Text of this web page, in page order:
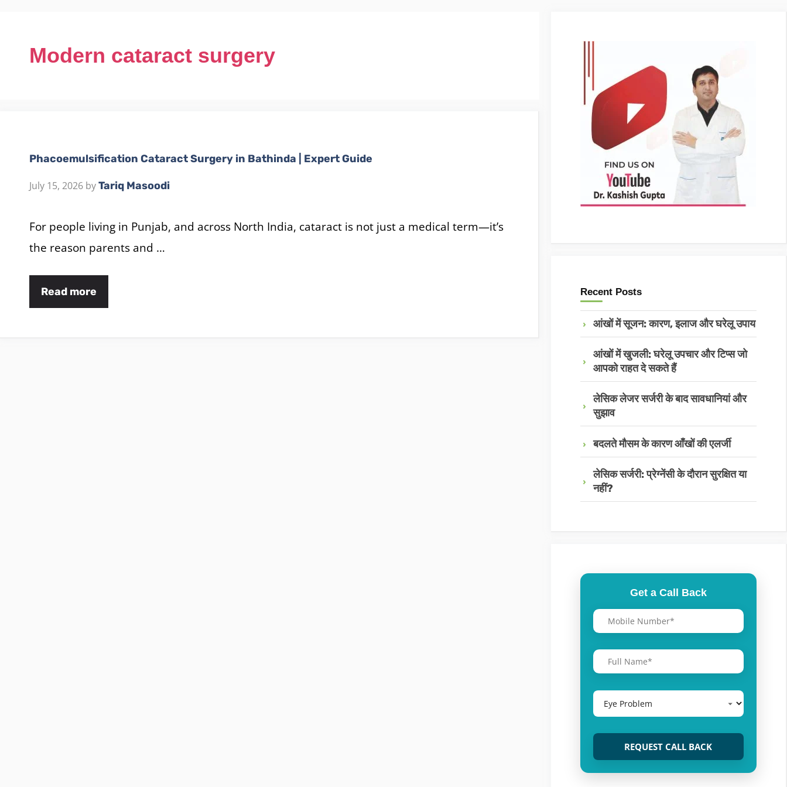
Modern cataract surgery
Phacoemulsification Cataract Surgery in Bathinda | Expert Guide
July 15, 2026 byTariq Masoodi
For people living in Punjab, and across North India, cataract is not just a medical term—it’s
the reason parents and …
Read more Recent Posts
आंखों में सूजन: कारण, इलाज और घरेलू उपाय
आंखों में खुजली: घरेलू उपचार और टिप्स जो
आपको राहत दे सकते हैं
लेसिक लेजर सर्जरी के बाद सावधानियां और
सुझाव
बदलते मौसम के कारण आँखों की एलर्जी
लेसिक सर्जरी: प्रेग्नेंसी के दौरान सुरक्षित या
नहीं?
Get a Call Back